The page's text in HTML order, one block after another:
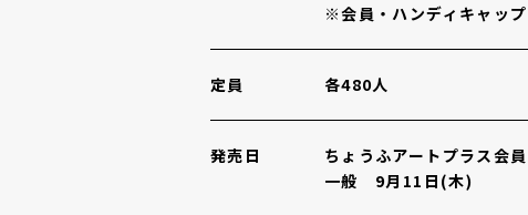
※会員・ハンディキャッ
定員 各480人
発売日
ちょうふアートプラス会
一般 9月11日(木)